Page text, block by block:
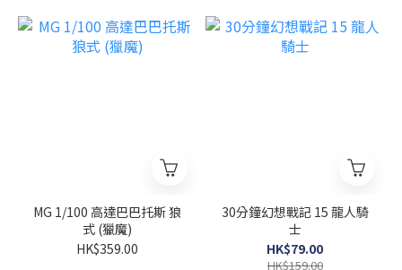
MG 1/100 高達巴巴托斯 狼
式 (獵魔)
HK$359.00
30分鐘幻想戰記 15 龍人騎
士
HK$79.00
HK$159.00